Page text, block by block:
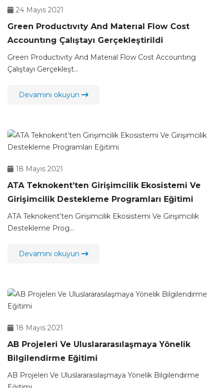
24 Mayıs 2021
Green Productıvıty And Materıal Flow Cost
Accountıng Çalıştayı Gerçekleştirildi
Green Productıvıty And Materıal Flow Cost Accountıng
Çalıştayı Gerçekleşt...
Devamını okuyun
18 Mayıs 2021
ATA Teknokent’ten Girişimcilik Ekosistemi Ve
Girişimcilik Destekleme Programları Eğitimi
ATA Teknokent’ten Girişimcilik Ekosistemi Ve Girişimcilik
Destekleme Prog...
Devamını okuyun
18 Mayıs 2021
AB Projeleri Ve Uluslararasılaşmaya Yönelik
Bilgilendirme Eğitimi
AB Projeleri Ve Uluslararasılaşmaya Yönelik Bilgilendirme